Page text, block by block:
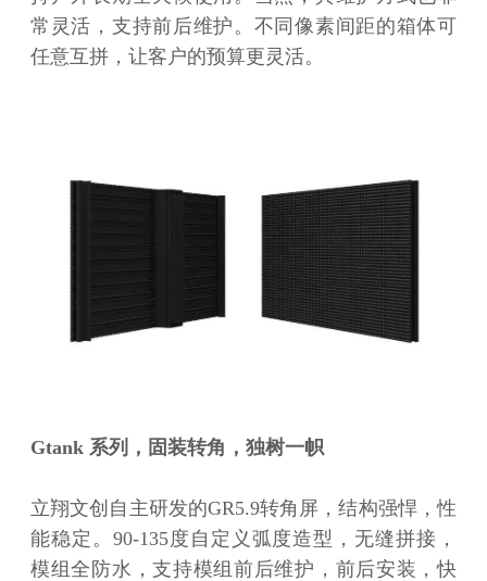
常灵活，支持前后维护。不同像素间距的箱体可
任意互拼，让客户的预算更灵活。
Gtank 系列，固装转角，独树一帜
立翔文创自主研发的GR5.9转角屏，结构强悍，性
能稳定。90-135度自定义弧度造型，无缝拼接，
模组全防水，支持模组前后维护，前后安装，快